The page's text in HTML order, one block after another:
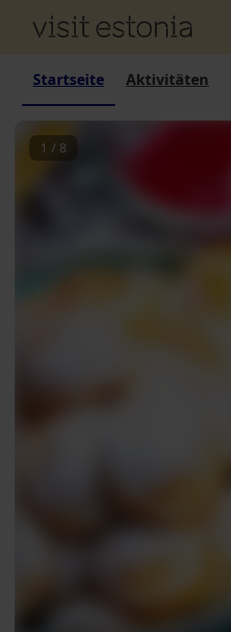
Startseite Aktivitäten
1 / 8